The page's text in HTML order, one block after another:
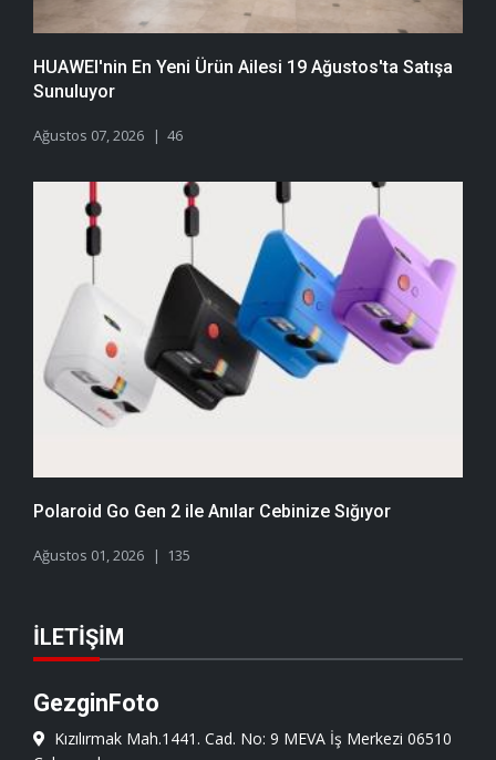
HUAWEI'nin En Yeni Ürün Ailesi 19 Ağustos'ta Satışa
Sunuluyor
Ağustos 07, 2026 46
Polaroid Go Gen 2 ile Anılar Cebinize Sığıyor
Ağustos 01, 2026 135
İLETIŞIM
GezginFoto
Kızılırmak Mah.1441. Cad. No: 9 MEVA İş Merkezi 06510